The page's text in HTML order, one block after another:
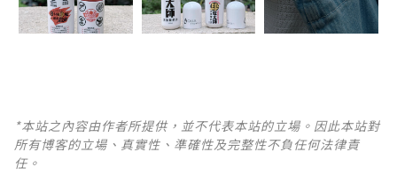
*本站之內容由作者所提供，並不代表本站的立場。因此本站對
所有博客的立場、真實性、準確性及完整性不負任何法律責
任。